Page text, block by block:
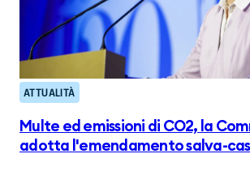
ATTUALITÀ
Multe ed emissioni di CO2, la
adotta l'emendamento salva-